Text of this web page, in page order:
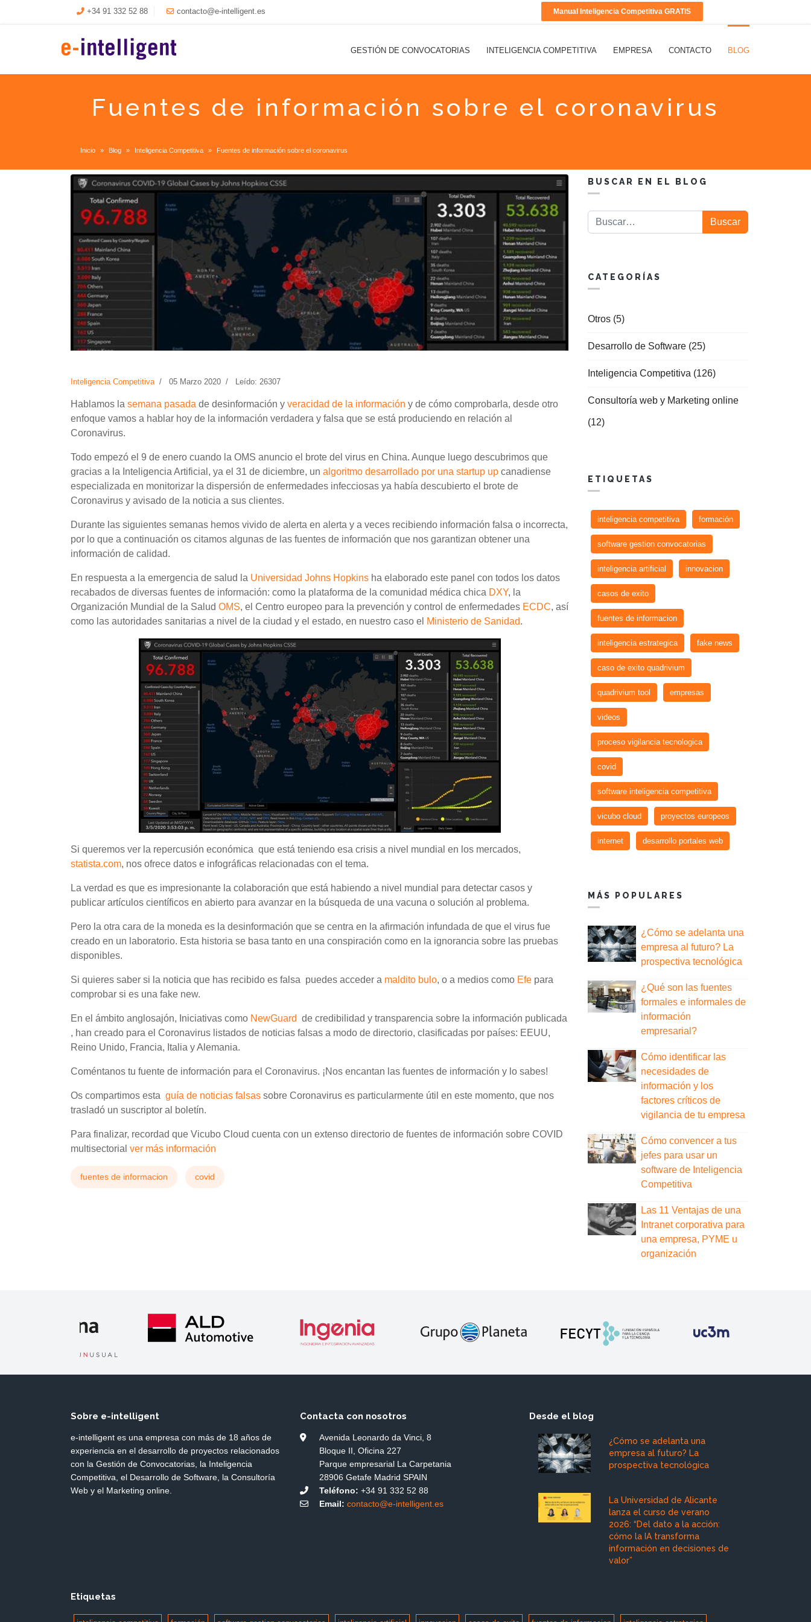
+34 91 332 52 88 contacto@e-intelligent.es Manual Inteligencia Competitiva GRATIS
GESTIÓN DE CONVOCATORIAS INTELIGENCIA COMPETITIVA EMPRESA CONTACTO BLOG
Fuentes de información sobre el coronavirus
Inicio Blog Inteligencia Competitiva Fuentes de información sobre el coronavirus
Inteligencia Competitiva 05 Marzo 2020 Leído: 26307
Hablamos la semana pasada de desinformación y veracidad de la información y de cómo comprobarla, desde otro
enfoque vamos a hablar hoy de la información verdadera y falsa que se está produciendo en relación al
Coronavirus.
Todo empezó el 9 de enero cuando la OMS anuncio el brote del virus en China. Aunque luego descubrimos que
gracias a la Inteligencia Artificial, ya el 31 de diciembre, un algoritmo desarrollado por una startup up canadiense
especializada en monitorizar la dispersión de enfermedades infecciosas ya había descubierto el brote de
Coronavirus y avisado de la noticia a sus clientes.
Durante las siguientes semanas hemos vivido de alerta en alerta y a veces recibiendo información falsa o incorrecta,
por lo que a continuación os citamos algunas de las fuentes de información que nos garantizan obtener una
información de calidad.
En respuesta a la emergencia de salud la Universidad Johns Hopkins ha elaborado este panel con todos los datos
recabados de diversas fuentes de información: como la plataforma de la comunidad médica chica DXY, la
Organización Mundial de la Salud OMS, el Centro europeo para la prevención y control de enfermedades ECDC, así
como las autoridades sanitarias a nivel de la ciudad y el estado, en nuestro caso el Ministerio de Sanidad.
Si queremos ver la repercusión económica que está teniendo esa crisis a nivel mundial en los mercados,
statista.com, nos ofrece datos e infográficas relacionadas con el tema.
La verdad es que es impresionante la colaboración que está habiendo a nivel mundial para detectar casos y
publicar artículos científicos en abierto para avanzar en la búsqueda de una vacuna o solución al problema.
Pero la otra cara de la moneda es la desinformación que se centra en la afirmación infundada de que el virus fue
creado en un laboratorio. Esta historia se basa tanto en una conspiración como en la ignorancia sobre las pruebas
disponibles.
Si quieres saber si la noticia que has recibido es falsa puedes acceder a maldito bulo, o a medios como Efe para
comprobar si es una fake new.
En el ámbito anglosajón, Iniciativas como NewGuard de credibilidad y transparencia sobre la información publicada
, han creado para el Coronavirus listados de noticias falsas a modo de directorio, clasificadas por países: EEUU,
Reino Unido, Francia, Italia y Alemania.
Coméntanos tu fuente de información para el Coronavirus. ¡Nos encantan las fuentes de información y lo sabes!
Os compartimos esta guía de noticias falsas sobre Coronavirus es particularmente útil en este momento, que nos
trasladó un suscriptor al boletín.
Para finalizar, recordad que Vicubo Cloud cuenta con un extenso directorio de fuentes de información sobre COVID
multisectorial ver más información
fuentes de informacion covid
BUSCAR EN EL BLOG
Buscar Buscar
CATEGORÍAS
Otros (5)
Desarrollo de Software (25)
Inteligencia Competitiva (126)
Consultoría web y Marketing online
(12)
ETIQUETAS
inteligencia competitiva formación
software gestion convocatorias
inteligencia artificial innovacion
casos de exito
fuentes de informacion
inteligencia estrategica fake news
caso de exito quadrivium
quadrivium tool empresas
videos
proceso vigilancia tecnologica
covid
software inteligencia competitiva
vicubo cloud proyectos europeos
internet desarrollo portales web
MÁS POPULARES
¿Cómo se adelanta una
empresa al futuro? La
prospectiva tecnológica
¿Qué son las fuentes
formales e informales de
información
empresarial?
Cómo identificar las
necesidades de
información y los
factores críticos de
vigilancia de tu empresa
Cómo convencer a tus
jefes para usar un
software de Inteligencia
Competitiva
Las 11 Ventajas de una
Intranet corporativa para
una empresa, PYME u
organización
Sobre e-intelligent
e-intelligent es una empresa con más de 18 años de
experiencia en el desarrollo de proyectos relacionados
con la Gestión de Convocatorias, la Inteligencia
Competitiva, el Desarrollo de Software, la Consultoría
Web y el Marketing online.
Contacta con nosotros
Avenida Leonardo da Vinci, 8
Bloque II, Oficina 227
Parque empresarial La Carpetania
28906 Getafe Madrid SPAIN
Teléfono: +34 91 332 52 88
Email: contacto@e-intelligent.es
Desde el blog
¿Cómo se adelanta una
empresa al futuro? La
prospectiva tecnológica
La Universidad de Alicante
lanza el curso de verano
2026: “Del dato a la acción:
cómo la IA transforma
información en decisiones de
valor”
Etiquetas